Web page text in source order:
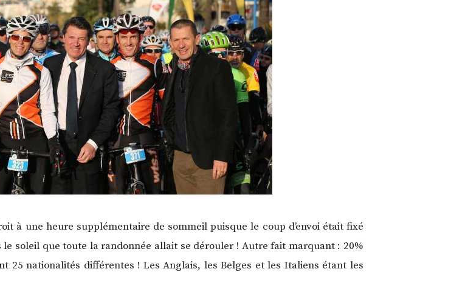
à une heure supplémentaire de sommeil puisque le coup d’envoi était fixé
le soleil que toute la randonnée allait se dérouler ! Autre fait marquant : 20%
25 nationalités différentes ! Les Anglais, les Belges et les Italiens étant les